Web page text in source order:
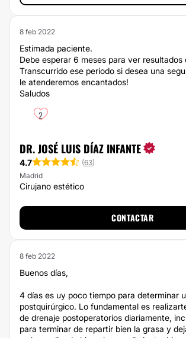
8 feb 2022
Estimada paciente.
Debe esperar 6 meses para ver resultados
Transcurrido ese periodo si desea una
le atenderemos encantados!
Saludos
2
DR. JOSÉ LUIS DÍAZ INFANTE
4.7 (63)
Madrid
Cirujano estético
CONTACTAR
8 feb 2022
Buenos días,
4 días es uy poco tiempo para determinar
postquirúrgico. Lo fundamental es
de drenaje postoperatorios diariamente,
para terminar de repartir bien la grasa y